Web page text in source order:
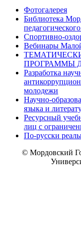
Фотогалерея
Библиотека
Спортивно-
Вебинары
ПРОГРАММЫ
Разработка
молодежи
Научно-
языка и
Ресурсный
лиц с
По-русски
© Мордовский